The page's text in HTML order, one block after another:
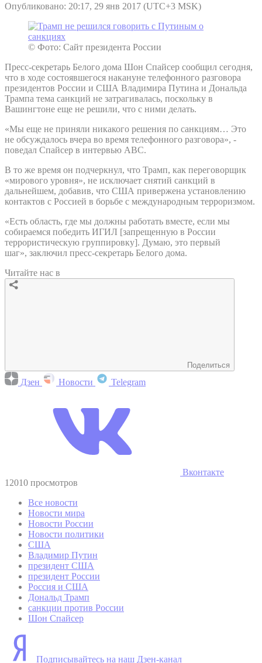
Опубликовано: 20:17, 29 янв 2017 (UTC+3 MSK)
© Фото: Сайт президента России
Пресс-секретарь Белого дома Шон Спайсер сообщил сегодня,
что в ходе состоявшегося накануне телефонного разговора
президентов России и США Владимира Путина и Дональда
Трампа тема санкций не затрагивалась, поскольку в
Вашингтоне еще не решили, что с ними делать.
«Мы еще не приняли никакого решения по санкциям… Это
не обсуждалось вчера во время телефонного разговора», -
поведал Спайсер в интервью ABC.
В то же время он подчеркнул, что Трамп, как переговорщик
«мирового уровня», не исключает снятий санкций в
дальнейшем, добавив, что США привержена установлению
контактов с Россией в борьбе с международным терроризмом.
«Есть область, где мы должны работать вместе, если мы
собираемся победить ИГИЛ [запрещенную в России
террористическую группировку]. Думаю, это первый
шаг», заключил пресс-секретарь Белого дома.
Читайте нас в
Поделиться
Дзен Новости Telegram
Вконтакте
12010 просмотров
Все новости
Новости мира
Новости России
Новости политики
США
Владимир Путин
президент США
президент России
Россия и США
Дональд Трамп
санкции против России
Шон Спайсер
Подписывайтесь на наш Дзен-канал